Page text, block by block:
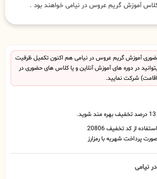
آموزش گریم عروس در نیامی خواهند بود .
آموزش گریم عروس در نیامی هم اکنون تکمیل ظرفیت
در دوره های آموزش آنلاین و یا کلاس های حضوری در
شرکت نمایید.
نیامی